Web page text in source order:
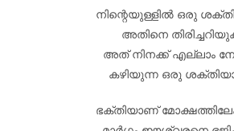
നിന്റെയുള്ളിൽ ഒരു
അതിനെ
അത് നിനക്ക് എല്ലാം
കഴിയുന്ന ഒരു
ഭക്തിയാണ്